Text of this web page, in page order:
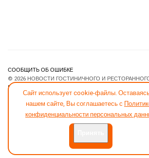
Сайт использует cookie-файлы.
нашем сайте, Вы соглашаетесь с
конфиденциальности персональных
СООБЩИТЬ ОБ ОШИБКЕ
© 2026 НОВОСТИ ГОСТИНИЧНОГО И
ESTATE
- ПРОГРАММНОЕ ОБЕСПЕЧЕНИЕ,
ЛИЦЕНЗИИGNU GENERAL PUBLIC LICENSE.